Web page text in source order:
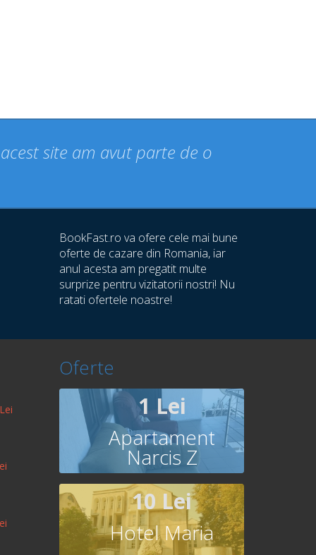
site am avut parte de o
BookFast.ro va ofere cele mai bune
oferte de cazare din Romania, iar
anul acesta am pregatit multe
surprize pentru vizitatorii nostri! Nu
ratati ofertele noastre!
Oferte
1 Lei
Apartament
Narcis Z
10 Lei
Hotel Maria